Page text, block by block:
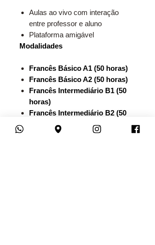
Aulas ao vivo com interação
entre professor e aluno
Plataforma amigável
Modalidades
Francês Básico A1 (50 horas)
Francês Básico A2 (50 horas)
Francês Intermediário B1 (50
horas)
Francês Intermediário B2 (50
Francês Avançado C1 (50